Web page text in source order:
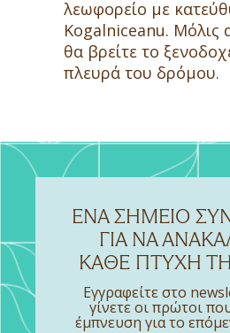
λεωφορείο με
Kogalniceanu. Μόλις
θα βρείτε το
πλευρά του δρόμου.
ΈΝΑ ΣΗΜΕΊΟ
ΓΙΑ ΝΑ
ΚΆΘΕ ΠΤΥΧΉ
Εγγραφείτε στο
γίνετε οι πρώτοι
έμπνευση για το